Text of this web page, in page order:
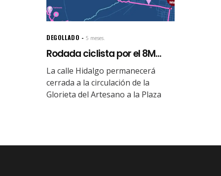
DEGOLLADO 5 meses.
Rodada ciclista por el 8M...
La calle Hidalgo permanecerá
cerrada a la circulación de la
Glorieta del Artesano a la Plaza